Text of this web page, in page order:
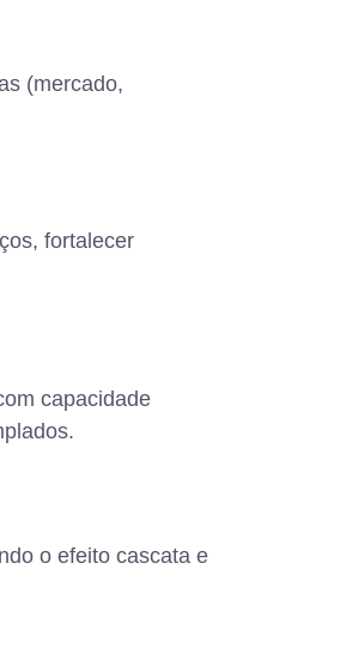
(mercado,
fortalecer
capacidade
o efeito cascata e